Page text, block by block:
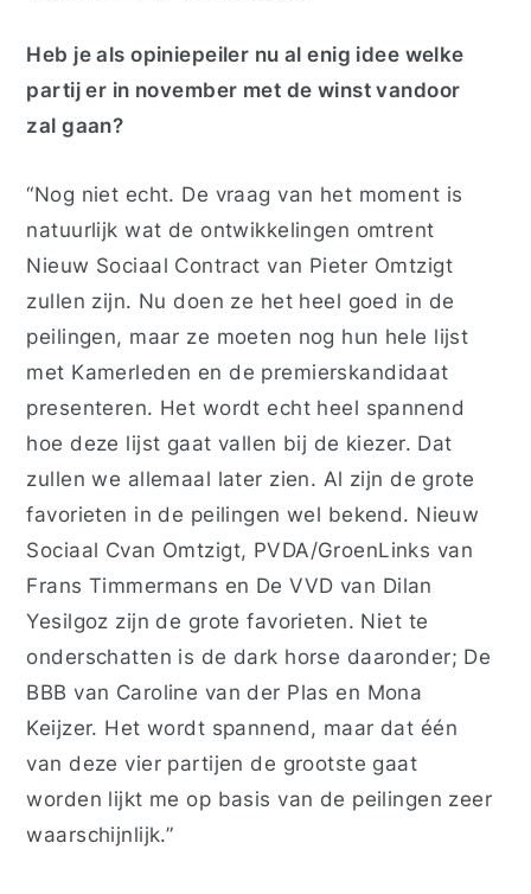
Heb je als opiniepeiler nu al enig idee welke
partij er in november met de winst vandoor
zal gaan?
“Nog niet echt. De vraag van het moment is
natuurlijk wat de ontwikkelingen omtrent
Nieuw Sociaal Contract van Pieter Omtzigt
zullen zijn. Nu doen ze het heel goed in de
peilingen, maar ze moeten nog hun hele lijst
met Kamerleden en de premierskandidaat
presenteren. Het wordt echt heel spannend
hoe deze lijst gaat vallen bij de kiezer. Dat
zullen we allemaal later zien. Al zijn de grote
favorieten in de peilingen wel bekend. Nieuw
Sociaal Cvan Omtzigt, PVDA/GroenLinks van
Frans Timmermans en De VVD van Dilan
Yesilgoz zijn de grote favorieten. Niet te
onderschatten is de dark horse daaronder; De
BBB van Caroline van der Plas en Mona
Keijzer. Het wordt spannend, maar dat één
van deze vier partijen de grootste gaat
worden lijkt me op basis van de peilingen zeer
waarschijnlijk.”